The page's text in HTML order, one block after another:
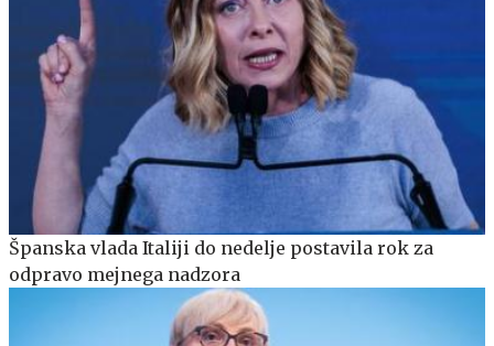
Španska vlada Italiji do nedelje postavila rok za
odpravo mejnega nadzora